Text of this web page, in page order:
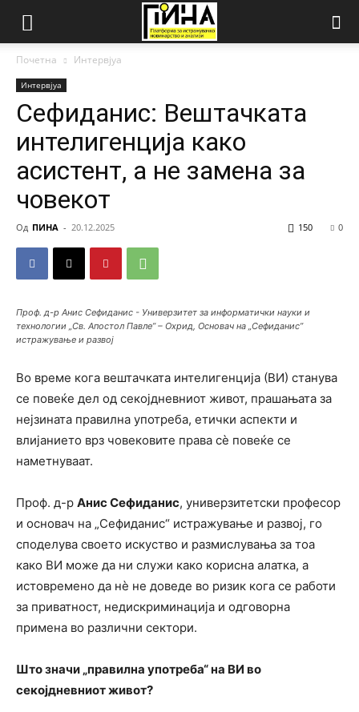
Почетна Интервјуа
Интервјуа
Сефиданис: Вештачката
интелигенција како
асистент, а не замена за
човекот
Од ПИНА - 20.12.2025 0
150
Проф. д-р Анис Сефиданис - Универзитет за информатички науки и
технологии „Св. Апостол Павле” – Охрид, Основач на „Сефиданис”
истражување и развој
Во време кога вештачката интелигенција (ВИ) станува
се повеќе дел од секојдневниот живот, прашањата за
нејзината правилна употреба, етички аспекти и
влијанието врз човековите права сѐ повеќе се
наметнуваат.
Проф. д-р Анис Сефиданис, универзитетски професор
и основач на „Сефиданис“ истражување и развој, го
споделува своето искуство и размислувања за тоа
како ВИ може да ни служи како корисна алатка, а
истовремено да нѐ не доведе во ризик кога се работи
за приватност, недискриминација и одговорна
примена во различни сектори.
Што значи „правилна употреба“ на ВИ во
секојдневниот живот?